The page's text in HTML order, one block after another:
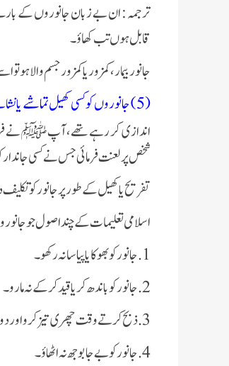
ترجمہ : ان بے زبان جانوروں کے
قابل ہوں تب کھاؤ۔
جانور بیمار، کمزور یا کمزور جسم والا
(5) جانوروں کو کسی کھیل تماشے یا نشانے کا ہدف بنانا حرام:
اندازی کر رہے تھے، آپ ﷺ نے
شخص پر لعنت فرمائی جس نے کسی جاندار
تفریح یا کھیل کے طور پر جانور کو
اسلامی تعلیمات کے چند اصول جو
1. جانور کو بھوکا یا پیاسا نہ رکھو۔
2. جانور کو باندھ کر یا قید کر کے نہ مارو۔
3. ذبح کرتے وقت چھری تیز کرو اور دوسرے جانوروں کے سامنے ذبح نہ کرو۔
4. جانور کو بے جا بوجھ نہ اٹھاؤ۔